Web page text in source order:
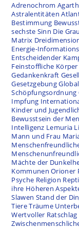
Adrenochrom
Astralentitäten
Bestimmung
sechste Sinn Die
Matrix
Energie-
Entscheidender
Feinstoffliche Körper
Gedankenkraft
Gesetzgebung
Schöpfungsordnung
Impfung
Kinder und
Bewusstsein der
Intelligenz Lemuria
Mann und Frau
Mächte der
Kommunen Orioner
Psyche Religion
ihre Höheren
Slawen Stand der
TiereTräume
Wertvoller Ratschlag